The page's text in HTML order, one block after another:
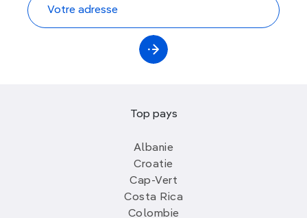
Top pays
Albanie
Croatie
Cap-Vert
Costa Rica
Colombie